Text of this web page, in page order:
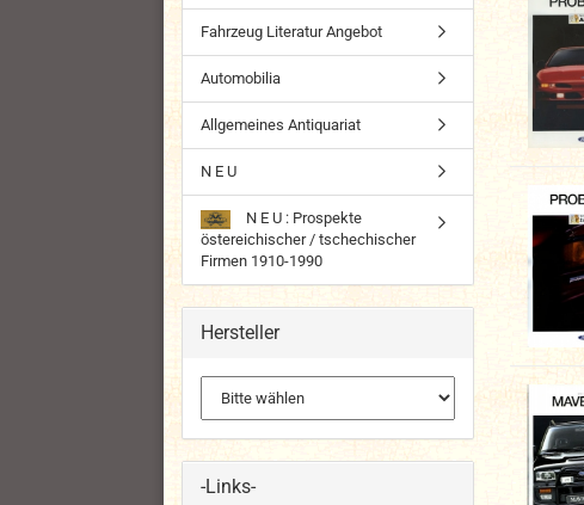
Fahrzeug Literatur Angebot
Automobilia
Allgemeines Antiquariat
N E U
N E U : Prospekte
östereichischer / tschechischer
Firmen 1910-1990
Hersteller
-Links-